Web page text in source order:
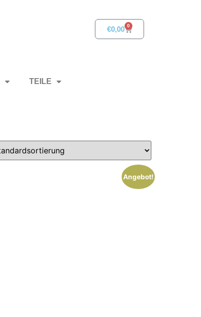
€0,00 0
TEILE
Angebot!